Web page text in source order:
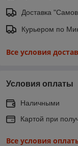
Доставка
Курьером по
Все условия
Условия оплаты
Наличными
Картой при
Все условия